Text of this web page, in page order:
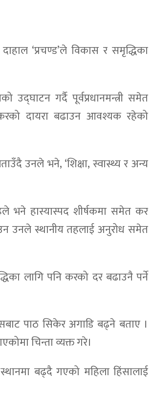
‘प्रचण्ड’ले विकास र समृद्धिका
उद्घाटन गर्दै पूर्वप्रधानमन्त्री समेत
दायरा बढाउन आवश्यक रहेको
उनले भने, ‘शिक्षा, स्वास्थ्य र अन्य
भने हास्यास्पद शीर्षकमा समेत कर
उनले स्थानीय तहलाई अनुरोध समेत
लागि पनि करको दर बढाउनै पर्ने
पाठ सिकेर अगाडि बढ्ने बताए ।
चिन्ता व्यक्त गरे।
बढ्दै गएको महिला हिंसालाई